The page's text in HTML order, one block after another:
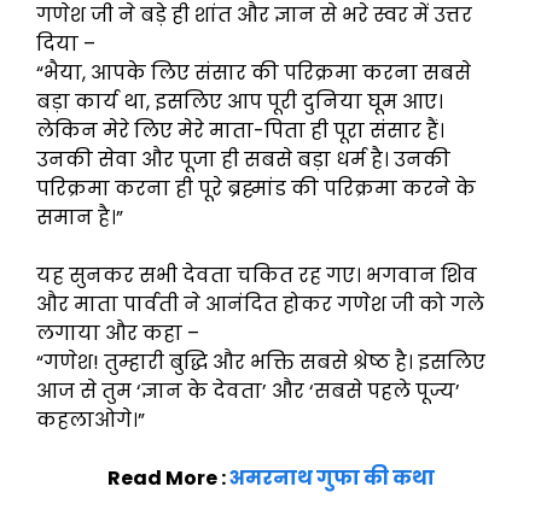
गणेश जी ने बड़े ही शांत और ज्ञान से भरे स्वर में उत्तर
दिया –
“भैया, आपके लिए संसार की परिक्रमा करना सबसे
बड़ा कार्य था, इसलिए आप पूरी दुनिया घूम आए।
लेकिन मेरे लिए मेरे माता-पिता ही पूरा संसार हैं।
उनकी सेवा और पूजा ही सबसे बड़ा धर्म है। उनकी
परिक्रमा करना ही पूरे ब्रह्मांड की परिक्रमा करने के
समान है।”
यह सुनकर सभी देवता चकित रह गए। भगवान शिव
और माता पार्वती ने आनंदित होकर गणेश जी को गले
लगाया और कहा –
“गणेश! तुम्हारी बुद्धि और भक्ति सबसे श्रेष्ठ है। इसलिए
आज से तुम ‘ज्ञान के देवता’ और ‘सबसे पहले पूज्य’
कहलाओगे।”
Read More :अमरनाथ गुफा की कथा